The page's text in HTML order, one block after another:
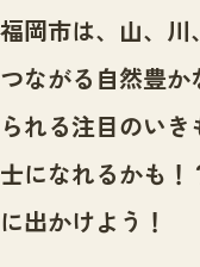
センター
サイトポ
プライバ
ニュース
市の取組
いきもの
いきもの
注目のい
生物多様
イベント
いきもの調
調査レポー
福岡市は、山、
つながる自然豊か
られる注目のい
士になれるかも！
に出かけよう！